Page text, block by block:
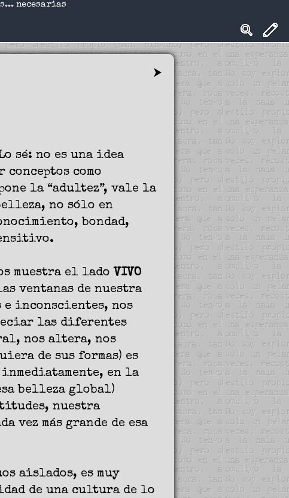
necesarias
⮞
sé: no es una idea
como
la “adultez”, vale la
no sólo en
bondad,
muestra el lado VIVO
ventanas de nuestra
e inconscientes, nos
las diferentes
nos altera, nos
de sus formas) es
en la
belleza global)
nuestra
más grande de esa
aislados, es muy
de una cultura de lo